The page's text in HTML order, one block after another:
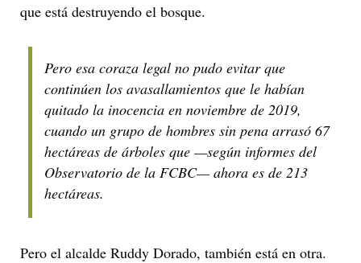
que está destruyendo el bosque.
Pero esa coraza legal no pudo evitar que
continúen los avasallamientos que le habían
quitado la inocencia en noviembre de 2019,
cuando un grupo de hombres sin pena arrasó 67
hectáreas de árboles que —según informes del
Observatorio de la FCBC— ahora es de 213
hectáreas.
Pero el alcalde Ruddy Dorado, también está en otra.